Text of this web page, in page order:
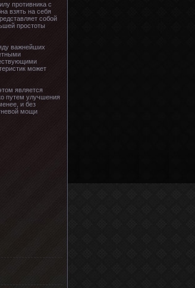
противника с
взять на себя
собой
простоты
важнейших
может
является
путем улучшения
и без
мощи